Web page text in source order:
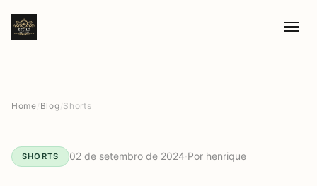
Home Blog Shorts
SHORTS 02 de setembro de 2024·Por henrique